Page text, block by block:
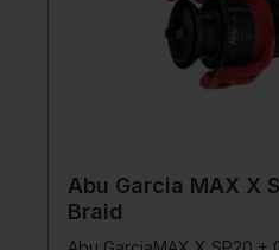
Abu Garcia MAX X
Braid